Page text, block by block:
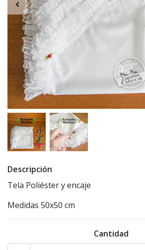
Descripción
Tela Poliéster y encaje
Medidas 50x50 cm
Cantidad